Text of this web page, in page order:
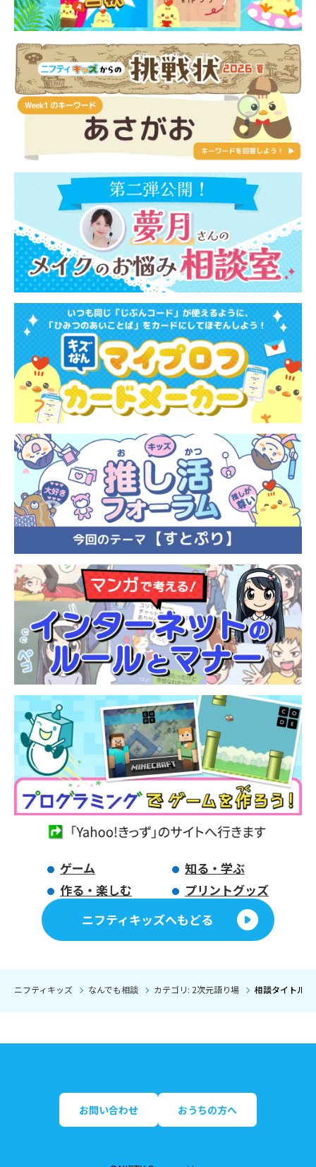
ゲーム
知る・学ぶ
作る・楽しむ
プリントグッズ
ニフティキッズへもどる
ニフティキッズ なんでも相談 カテゴリ: 2次元語り場 相談タイトル:
お問い合わせ おうちの方へ